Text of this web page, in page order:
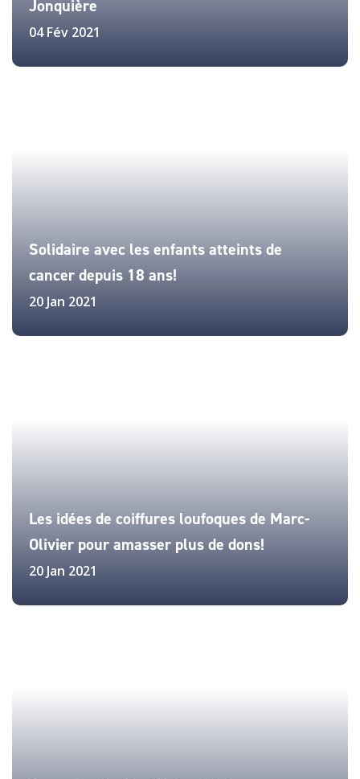
Jonquière
04 Fév 2021
Solidaire avec les enfants atteints de
cancer depuis 18 ans!
20 Jan 2021
Les idées de coiffures loufoques de Marc-
Olivier pour amasser plus de dons!
20 Jan 2021